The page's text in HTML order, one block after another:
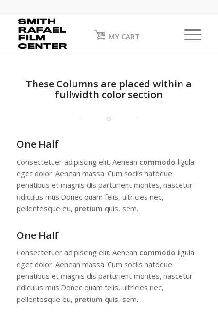
MY CART
These Columns are placed within a
fullwidth color section
One Half
Consectetuer adipiscing elit. Aenean commodo ligula
eget dolor. Aenean massa. Cum sociis natoque
penatibus et magnis dis parturient montes, nascetur
ridiculus mus.Donec quam felis, ultricies nec,
pellentesque eu, pretium quis, sem.
One Half
Consectetuer adipiscing elit. Aenean commodo ligula
eget dolor. Aenean massa. Cum sociis natoque
penatibus et magnis dis parturient montes, nascetur
ridiculus mus.Donec quam felis, ultricies nec,
pellentesque eu, pretium quis, sem.